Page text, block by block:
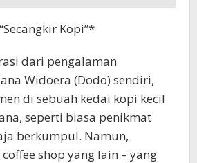
Kopi”*
dari pengalaman
Widoera (Dodo) sendiri,
di sebuah kedai kopi kecil
seperti biasa penikmat
berkumpul. Namun,
shop yang lain – yang